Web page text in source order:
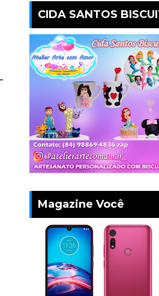
CIDA SANTOS
Magazine Você